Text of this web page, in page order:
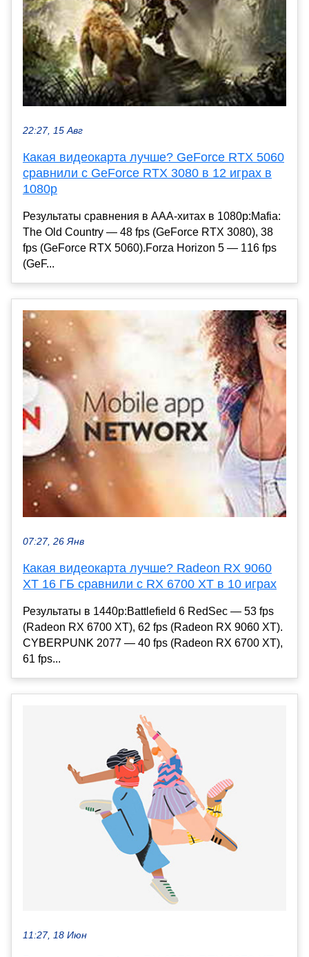
22:27, 15 Авг
Какая видеокарта лучше? GeForce RTX 5060
сравнили с GeForce RTX 3080 в 12 играх в
1080p
Результаты сравнения в ААА-хитах в 1080p:Mafia:
The Old Country — 48 fps (GeForce RTX 3080), 38
fps (GeForce RTX 5060).Forza Horizon 5 — 116 fps
(GeF...
07:27, 26 Янв
Какая видеокарта лучше? Radeon RX 9060
XT 16 ГБ сравнили с RX 6700 XT в 10 играх
Результаты в 1440p:Battlefield 6 RedSec — 53 fps
(Radeon RX 6700 XT), 62 fps (Radeon RX 9060 XT).
CYBERPUNK 2077 — 40 fps (Radeon RX 6700 XT),
61 fps...
11:27, 18 Июн